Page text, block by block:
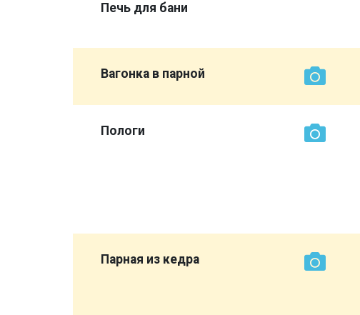
Печь для бани
Вагонка в парной
Пологи
Парная из кедра